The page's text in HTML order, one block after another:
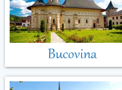
Bucovina